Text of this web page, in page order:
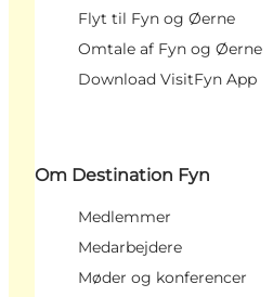
Flyt til Fyn og Øerne
Omtale af Fyn og Øerne
Download VisitFyn App
Om Destination Fyn
Medlemmer
Medarbejdere
Møder og konferencer